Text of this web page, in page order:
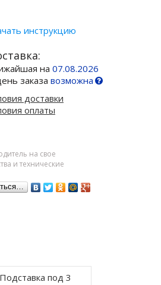
инструкцию
на 07.08.2026
заказа возможна
доставки
оплаты
на свое
и технические